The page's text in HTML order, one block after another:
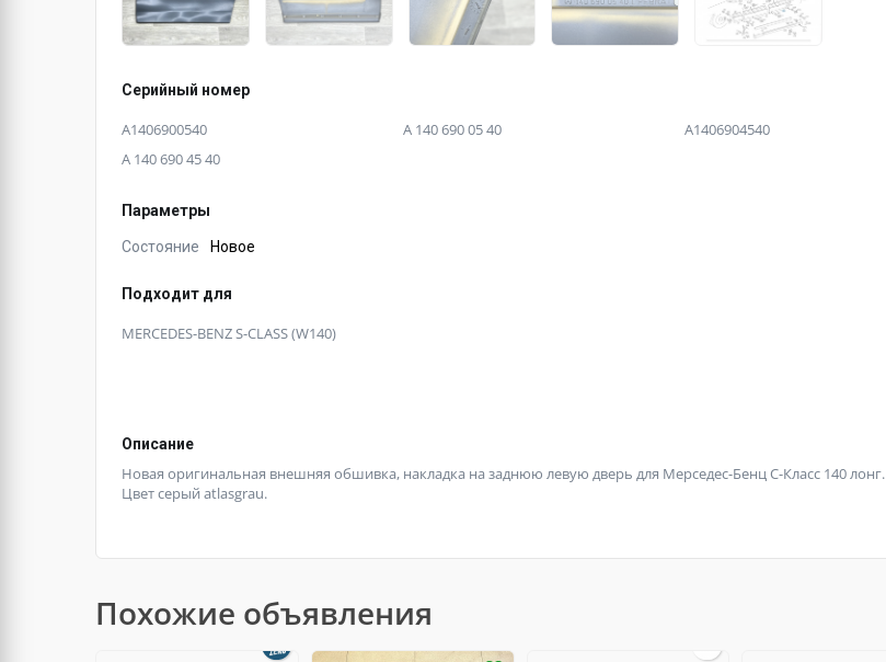
Серийный номер
A1406900540 A 140 690 05 40
A1406904540
A 140 690 45 40
Параметры
Состояние Новое
Подходит для
MERCEDES-BENZ S-CLASS (W140)
Описание
Новая оригинальная внешняя обшивка, накладка на заднюю левую дверь для Мерседес-Бенц С-Класс 140 лонг.
Цвет серый atlasgrau.
Похожие объявления